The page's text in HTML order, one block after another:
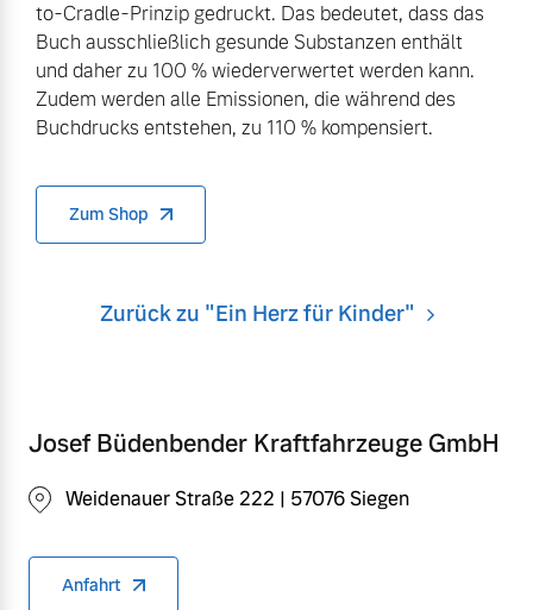
to-Cradle-Prinzip gedruckt. Das bedeutet, dass das
Buch ausschließlich gesunde Substanzen enthält
und daher zu 100 % wiederverwertet werden kann.
Zudem werden alle Emissionen, die während des
Buchdrucks entstehen, zu 110 % kompensiert.
Zum Shop
Zurück zu "Ein Herz für Kinder"
Josef Büdenbender Kraftfahrzeuge GmbH
Weidenauer Straße 222 | 57076 Siegen
Anfahrt